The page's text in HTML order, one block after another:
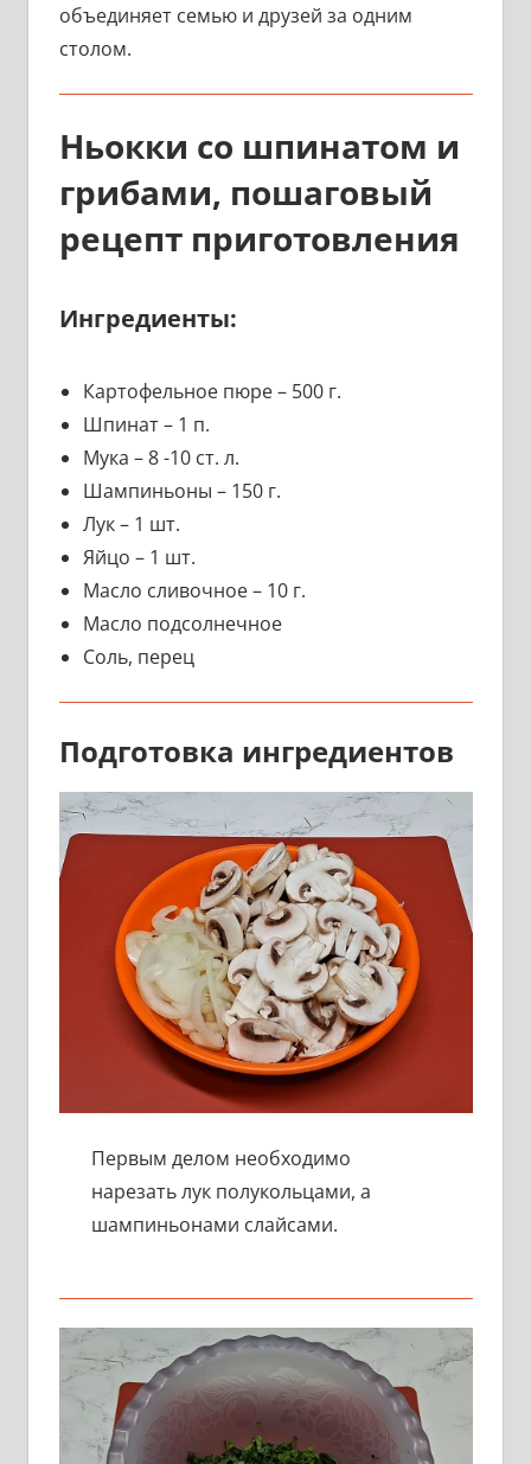
объединяет семью и друзей за одним
столом.
Ньокки со шпинатом и
грибами, пошаговый
рецепт приготовления
Ингредиенты:
Картофельное пюре – 500 г.
Шпинат – 1 п.
Мука – 8 -10 ст. л.
Шампиньоны – 150 г.
Лук – 1 шт.
Яйцо – 1 шт.
Масло сливочное – 10 г.
Масло подсолнечное
Соль, перец
Подготовка ингредиентов
Первым делом необходимо
нарезать лук полукольцами, а
шампиньонами слайсами.